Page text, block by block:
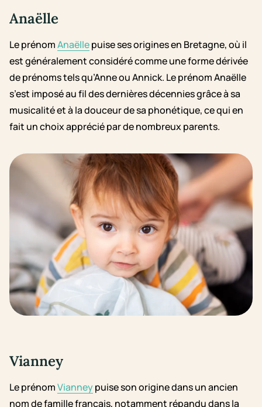
Anaëlle
Le prénomAnaëllepuise ses origines en Bretagne, où il
est généralement considéré comme une forme dérivée
de prénoms tels qu’Anne ou Annick. Le prénom Anaëlle
s’est imposé au fil des dernières décennies grâce à sa
musicalité et à la douceur de sa phonétique, ce qui en
fait un choix apprécié par de nombreux parents.
Vianney
Le prénomVianneypuise son origine dans un ancien
nom de famille français, notamment répandu dans la